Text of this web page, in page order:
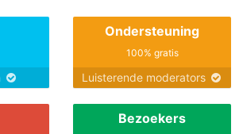
Ondersteuning
100% gratis
Luisterende moderators
Bezoekers